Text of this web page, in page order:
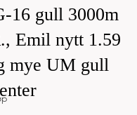
16 gull 3000m
Emil nytt 1.59
mye UM gull